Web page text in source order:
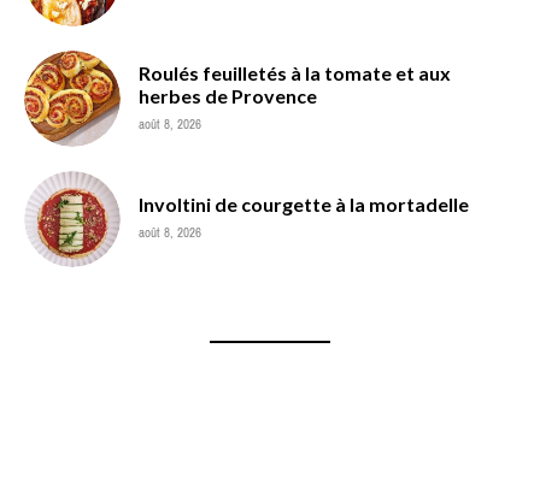
Roulés feuilletés à la tomate et aux
herbes de Provence
août 8, 2026
Involtini de courgette à la mortadelle
août 8, 2026